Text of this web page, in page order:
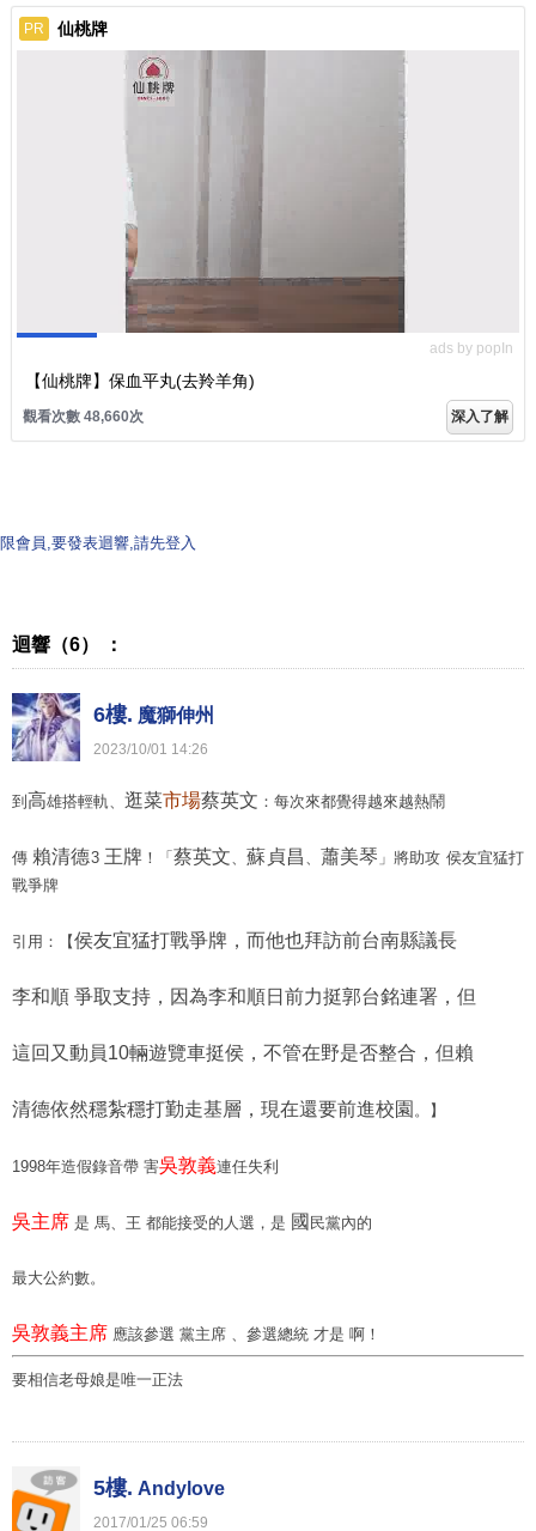
PR 仙桃牌
ads by popIn
【仙桃牌】保血平丸(去羚羊角)
觀看次數 48,660次 深入了解
限會員,要發表迴響,請先登入
迴響（6） ：
6樓. 魔獅伸州
2023/10/01 14:26
到 高雄搭輕軌、 逛菜市場蔡英文 ：每次來都覺得越來越熱鬧
傳 賴清德3 王牌！「蔡英文 、蘇貞昌 蕭美琴 」將助攻 侯友宜猛打
戰爭牌
引用：【侯友宜猛打戰爭牌，而他也拜訪前台南縣議長
李和順 爭取支持，因為李和順日前力挺郭台銘連署，但
這回又動員10輛遊覽車挺侯，不管在野是否整合，但賴
清德依然穩紮穩打勤走基層，現在還要前進校園 。】
1998年造假錄音帶 害吳敦義連任失利
吳主席 是 馬、王 都能接受的人選，是 國 民黨內的
最大公約數。
吳敦義主席 應該參選 黨主席 、參選總統 才是 啊！
要相信老母娘是唯一正法
5樓. Andylove
2017/01 /25 06:59